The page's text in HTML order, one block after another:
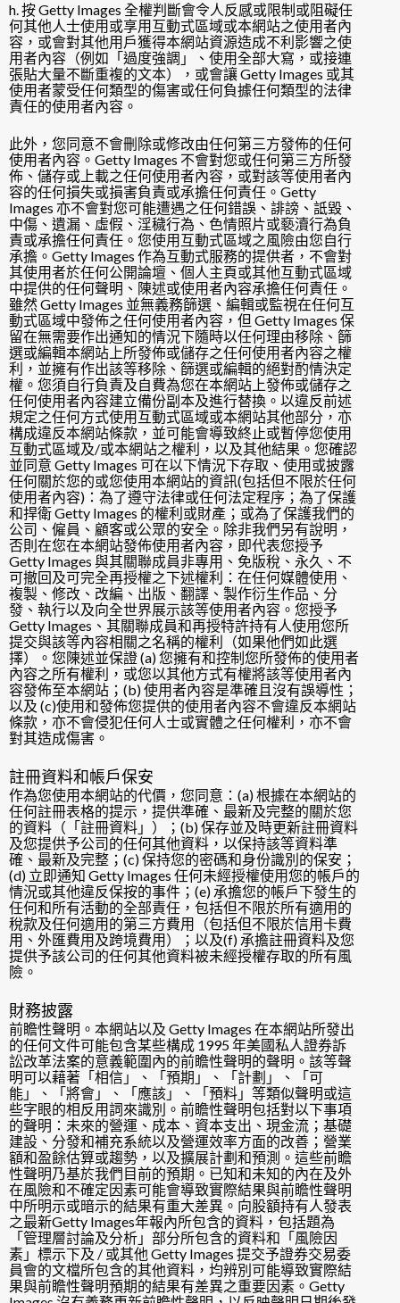
h. 按 Getty Images 全權判斷會令人反感或限制或阻礙任
何其他人士使用或享用互動式區域或本網站之使用者內
容，或會對其他用戶獲得本網站資源造成不利影響之使
用者內容（例如「過度強調」、使用全部大寫，或接連
張貼大量不斷重複的文本），或會讓 Getty Images 或其
使用者蒙受任何類型的傷害或任何負據任何類型的法律
責任的使用者內容。
此外，您同意不會刪除或修改由任何第三方發佈的任何
使用者內容。Getty Images 不會對您或任何第三方所發
佈、儲存或上載之任何使用者內容，或對該等使用者內
容的任何損失或損害負責或承擔任何責任。Getty
Images 亦不會對您可能遭遇之任何錯誤、誹謗、詆毀、
中傷、遺漏、虛假、淫穢行為、色情照片或褻瀆行為負
責或承擔任何責任。您使用互動式區域之風險由您自行
承擔。Getty Images 作為互動式服務的提供者，不會對
其使用者於任何公開論壇、個人主頁或其他互動式區域
中提供的任何聲明、陳述或使用者內容承擔任何責任。
雖然 Getty Images 並無義務篩選、編輯或監視在任何互
動式區域中發佈之任何使用者內容，但 Getty Images 保
留在無需要作出通知的情況下隨時以任何理由移除、篩
選或編輯本網站上所發佈或儲存之任何使用者內容之權
利，並擁有作出該等移除、篩選或編輯的絕對酌情決定
權。您須自行負責及自費為您在本網站上發佈或儲存之
任何使用者內容建立備份副本及進行替換。以違反前述
規定之任何方式使用互動式區域或本網站其他部分，亦
構成違反本網站條款，並可能會導致終止或暫停您使用
互動式區域及/或本網站之權利，以及其他結果。您確認
並同意 Getty Images 可在以下情況下存取、使用或披露
任何關於您的或您使用本網站的資訊(包括但不限於任何
使用者內容)：為了遵守法律或任何法定程序；為了保護
和捍衛 Getty Images 的權利或財產；或為了保護我們的
公司、僱員、顧客或公眾的安全。除非我們另有說明，
否則在您在本網站發佈使用者內容，即代表您授予
Getty Images 與其關聯成員非專用、免版稅、永久、不
可撤回及可完全再授權之下述權利：在任何媒體使用、
複製、修改、改編、出版、翻譯、製作衍生作品、分
發、執行以及向全世界展示該等使用者內容。您授予
Getty Images、其關聯成員和再授特許持有人使用您所
提交與該等內容相關之名稱的權利（如果他們如此選
擇）。您陳述並保證 (a) 您擁有和控制您所發佈的使用者
內容之所有權利，或您以其他方式有權將該等使用者內
容發佈至本網站；(b) 使用者內容是準確且沒有誤導性；
以及 (c)使用和發佈您提供的使用者內容不會違反本網站
條款，亦不會侵犯任何人士或實體之任何權利，亦不會
對其造成傷害。
註冊資料和帳戶保安
作為您使用本網站的代價，您同意：(a) 根據在本網站的
任何註冊表格的提示，提供準確、最新及完整的關於您
的資料（「註冊資料」）；(b) 保存並及時更新註冊資料
及您提供予公司的任何其他資料，以保持該等資料準
確、最新及完整；(c) 保持您的密碼和身份識別的保安；
(d) 立即通知 Getty Images 任何未經授權使用您的帳戶的
情況或其他違反保按的事件；(e) 承擔您的帳戶下發生的
任何和所有活動的全部責任，包括但不限於所有適用的
稅款及任何適用的第三方費用（包括但不限於信用卡費
用、外匯費用及跨境費用）；以及(f) 承擔註冊資料及您
提供予該公司的任何其他資料被未經授權存取的所有風
險。
財務披露
前瞻性聲明。本網站以及 Getty Images 在本網站所發出
的任何文件可能包含某些構成 1995 年美國私人證券訴
訟改革法案的意義範圍內的前瞻性聲明的聲明。該等聲
明可以藉著「相信」、「預期」、「計劃」、「可
能」、「將會」、「應該」、「預料」等類似聲明或這
些字眼的相反用詞來識別。前瞻性聲明包括對以下事項
的聲明：未來的營運、成本、資本支出、現金流；基礎
建設、分發和補充系統以及營運效率方面的改善；營業
額和盈餘估算或趨勢，以及擴展計劃和預測。這些前瞻
性聲明乃基於我們目前的預期。已知和未知的內在及外
在風險和不確定因素可能會導致實際結果與前瞻性聲明
中所明示或暗示的結果有重大差異。向股額持有人發表
之最新Getty Images年報內所包含的資料，包括題為
「管理層討論及分析」部分所包含的資料和「風險因
素」標示下及 / 或其他 Getty Images 提交予證券交易委
員會的文檔所包含的其他資料，均辨別可能導致實際結
果與前瞻性聲明預期的結果有差異之重要因素。Getty